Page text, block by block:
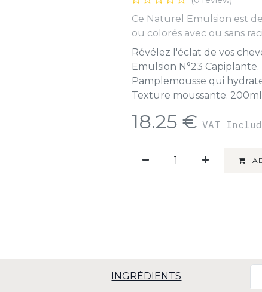
Ce Naturel Emulsion est
ou colorés avec ou sans
Révélez l'éclat de vos
Emulsion N°23
Pamplemousse qui
Texture moussante. 200ml
18.25 € VAT
INGRÉDIENTS